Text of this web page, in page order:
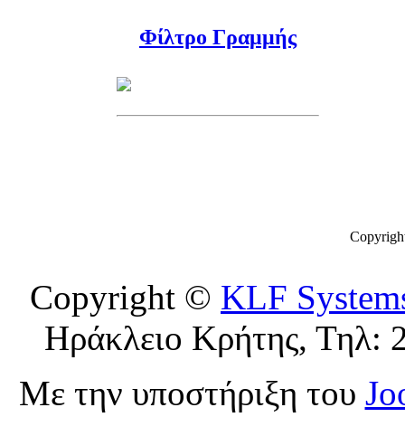
Φίλτρο Γραμμής
Copyright © KLF
Ηράκλειο Κρήτης, Τηλ:
Με την υποστήριξη του